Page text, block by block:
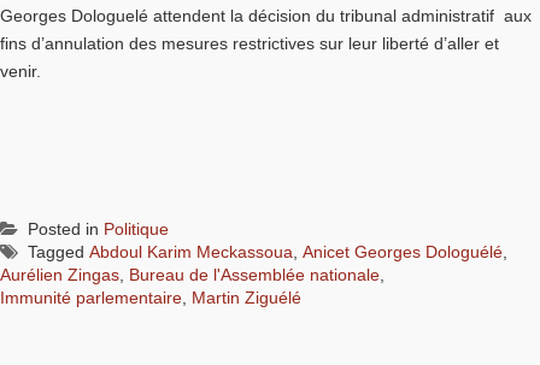
Georges Dologuelé attendent la décision du tribunal administratif aux
fins d’annulation des mesures restrictives sur leur liberté d’aller et
venir.
Posted in Politique
Tagged Abdoul Karim Meckassoua, Anicet Georges Dologuélé,
Aurélien Zingas, Bureau de l'Assemblée nationale,
Immunité parlementaire, Martin Ziguélé